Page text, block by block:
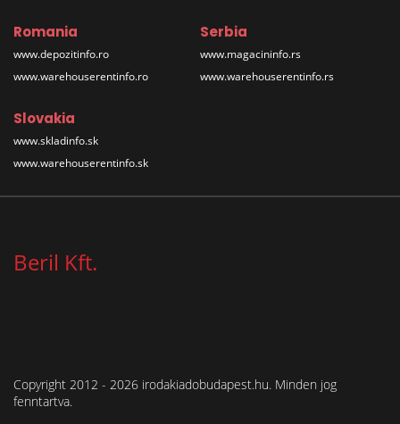
Romania
www.depozitinfo.ro
www.warehouserentinfo.ro
Serbia
www.magacininfo.rs
www.warehouserentinfo.rs
Slovakia
www.skladinfo.sk
www.warehouserentinfo.sk
Beril Kft.
Copyright 2012 - 2026 irodakiadobudapest.hu. Minden jog
fenntartva.